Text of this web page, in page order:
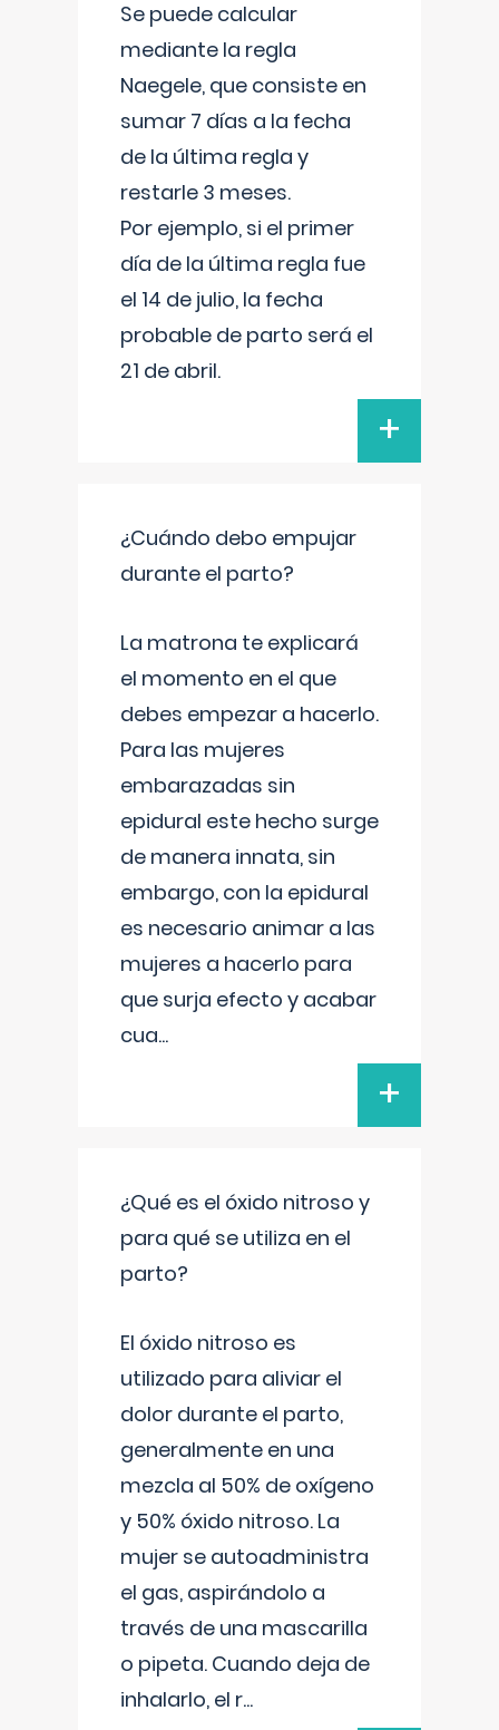
Se puede calcular
mediante la regla
Naegele, que consiste en
sumar 7 días a la fecha
de la última regla y
restarle 3 meses.
Por ejemplo, si el primer
día de la última regla fue
el 14 de julio, la fecha
probable de parto será el
21 de abril.
+
¿Cuándo debo empujar
durante el parto?
La matrona te explicará
el momento en el que
debes empezar a hacerlo.
Para las mujeres
embarazadas sin
epidural este hecho surge
de manera innata, sin
embargo, con la epidural
es necesario animar a las
mujeres a hacerlo para
que surja efecto y acabar
cua...
+
¿Qué es el óxido nitroso y
para qué se utiliza en el
parto?
El óxido nitroso es
utilizado para aliviar el
dolor durante el parto,
generalmente en una
mezcla al 50% de oxígeno
y 50% óxido nitroso. La
mujer se autoadministra
el gas, aspirándolo a
través de una mascarilla
o pipeta. Cuando deja de
inhalarlo, el r...